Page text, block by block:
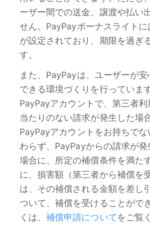
ーザー間での送金、譲渡や払い
せん。PayPayボーナスライトに
が設定されており、期限を過ぎ
す。
また、PayPayは、ユーザーが安
できる環境づくりを行っていま
PayPayアカウントで、第三者
当たりのない請求が発生した場合
PayPayアカウントをお持ちで
わらず、PayPayからの請求が発
場合に、所定の補償条件を満た
に、損害額（第三者から補償を
は、その補償される金額を差し
ついて、補償を受けることがで
くは、補償申請についてをご覧